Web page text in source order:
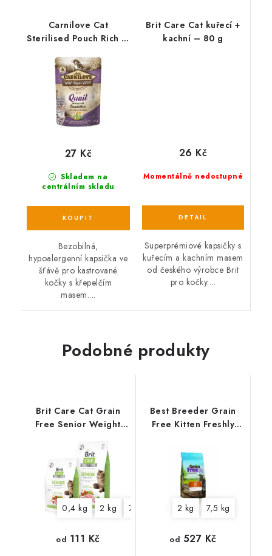
Carnilove Cat
Sterilised Pouch Rich in
85 g
Skladem na
centrálním skladu
27 Kč
Bezobilná,
hypoalergenní kapsička ve
šťávě pro kastrované
kočky s křepelčím
masem....
Brit Care Cat kuřecí +
kachní – 80 g
Momentálně nedostupné
26 Kč
Superprémiové kapsičky s
kuřecím a kachním masem
od českého výrobce Brit
pro kočky....
Podobné produkty
Brit Care Cat Grain
Free Senior Weight
0,4 kg 2 kg 7 kg
od 111 Kč
Best Breeder Grain
Free Kitten Freshly
2 kg 7,5 kg
od 527 Kč